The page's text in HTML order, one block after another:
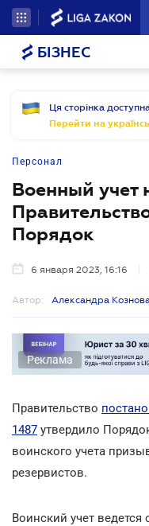
БІЗНЕС
Ця сторінка
Перейти на
Персонал
Военный учет
Порядок
6 января 2023, 16:16
Автор: Александра
Реклама
Правительство
1487 утвердило
воинского учета
резервистов.
Воинский учет